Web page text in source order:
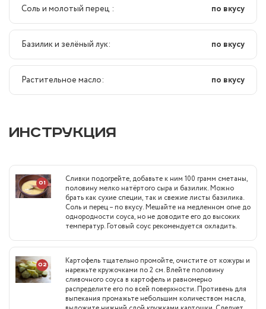
Соль и молотый перец : по вкусу
Базилик и зелёный лук: по вкусу
Растительное масло: по вкусу
ИНСТРУКЦИЯ
01
Сливки подогрейте, добавьте к ним 100 грамм сметаны,
половину мелко натёртого сыра и базилик. Можно
брать как сухие специи, так и свежие листы базилика.
Соль и перец – по вкусу. Мешайте на медленном огне до
однородности соуса, но не доводите его до высоких
температур. Готовый соус рекомендуется охладить.
02
Картофель тщательно промойте, очистите от кожуры и
нарежьте кружочками по 2 см. Влейте половину
сливочного соуса в картофель и равномерно
распределите его по всей поверхности. Противень для
выпекания промажьте небольшим количеством масла,